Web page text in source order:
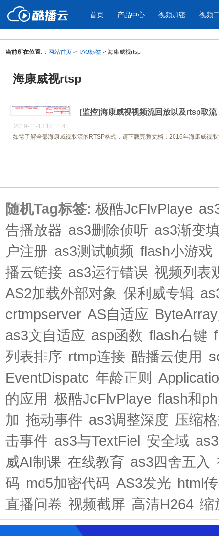
首页 产品中心
产品与新功能
教学课程全终端视频加密
防下载/防盗录/防录屏/防篡改
免费稳定无广
帮助企业视频
视频加密 视频
应用场景
色
当前所在位置: ： 网站首页 > TAG标签 > 海康威视rtsp
海康威视rtsp
[监控]海康威视视频流回放以及rtsp取流
2019-11-13 10:11:41
如需了解全部海康威视取流的RTSP格式，请下载完整文档：2016年海康威视
随机Tag标签: 极酷JcFlvPlaye
告播放器 as3删除侦听 as3渐变
户注册 as3测试帧频 flash小游戏
播云链接 as3运行错误 视频列表
AS2加载外部对象 保利威专辑
crtmpserver AS自适应
as3文自适应 asp函数 flash右键
列表排序 rtmp连接 酷播云使用
EventDispatc 年龄正则
的应用 极酷JcFlvPlaye flash和
加 拖动事件 as3调整深度 压缩
击事件 as3与TextFiel 安全域
威AI制课 在线教育 as3四舍五入
码 md5加密代码 AS3发光 html
直播问卷 视频截屏 高清H264 缩